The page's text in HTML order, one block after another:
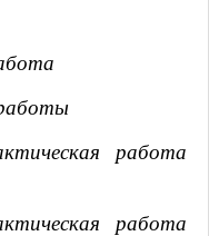
работа
работа